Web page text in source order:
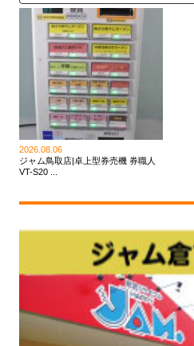
2026.08.06
ジャム鳥取店|卓上型券売機 券職人
VT-S20 ...